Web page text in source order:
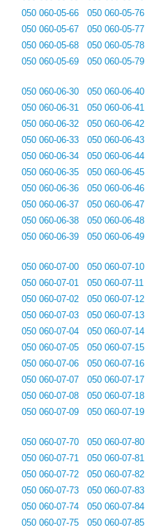
050 060-05-66
050 060-05-67
050 060-05-68
050 060-05-69
050 060-05-76
050 060-05-77
050 060-05-78
050 060-05-79
050 060-06-30
050 060-06-31
050 060-06-32
050 060-06-33
050 060-06-34
050 060-06-35
050 060-06-36
050 060-06-37
050 060-06-38
050 060-06-39
050 060-06-40
050 060-06-41
050 060-06-42
050 060-06-43
050 060-06-44
050 060-06-45
050 060-06-46
050 060-06-47
050 060-06-48
050 060-06-49
050 060-07-00
050 060-07-01
050 060-07-02
050 060-07-03
050 060-07-04
050 060-07-05
050 060-07-06
050 060-07-07
050 060-07-08
050 060-07-09
050 060-07-10
050 060-07-11
050 060-07-12
050 060-07-13
050 060-07-14
050 060-07-15
050 060-07-16
050 060-07-17
050 060-07-18
050 060-07-19
050 060-07-70
050 060-07-71
050 060-07-72
050 060-07-73
050 060-07-74
050 060-07-75
050 060-07-80
050 060-07-81
050 060-07-82
050 060-07-83
050 060-07-84
050 060-07-85